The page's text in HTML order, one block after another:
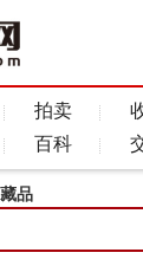
拍卖
百科
藏品